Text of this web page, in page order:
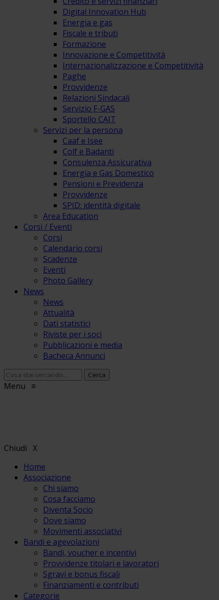
Digital Innovation Hub
Energia e gas
Fiscale e tributi
Formazione
Innovazione e Competitività
Internazionalizzazione e Competitività
Paghe
Provvidenze
Relazioni Sindacali
Servizio F-GAS
Sportello CAIT
Servizi per la persona
Caaf e Isee
Colf e Badanti
Consulenza Assicurativa
Energia e Gas Domestico
Pensioni e Previdenza
Provvidenze
SPID: identità digitale
Area Education
Corsi / Eventi
Corsi
Calendario corsi
Scadenze
Eventi
Photo Gallery
News
News
Attualità
Dati statistici
Riviste per i soci
Pubblicazioni e media
Bacheca Annunci
Menu ≡
Chiudi X
Home
Associazione
Chi siamo
Cosa facciamo
Diventa Socio
Dove siamo
Movimenti associativi
Bandi e agevolazioni
Bandi, voucher e incentivi
Provvidenze titolari e lavoratori
Sgravi e bonus fiscali
Finanziamenti e contributi
Categorie